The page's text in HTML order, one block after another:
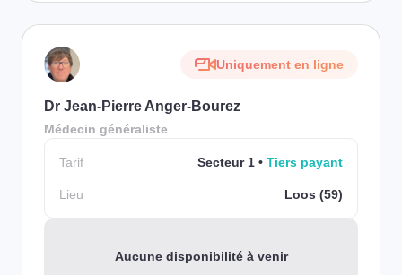
Uniquement en ligne
Dr Jean-Pierre Anger-Bourez
Médecin généraliste
Tarif Secteur 1 Tiers payant
Lieu Loos (59)
Aucune disponibilité à venir